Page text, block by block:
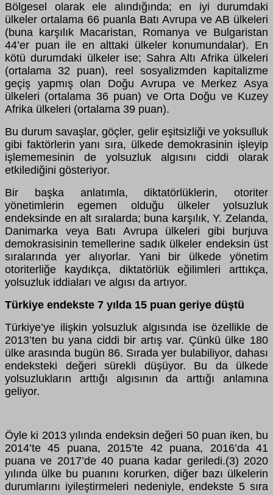
Bölgesel olarak ele alındığında; en iyi durumdaki
ülkeler ortalama 66 puanla Batı Avrupa ve AB ülkeleri
(buna karşılık Macaristan, Romanya ve Bulgaristan
44’er puan ile en alttaki ülkeler konumundalar). En
kötü durumdaki ülkeler ise; Sahra Altı Afrika ülkeleri
(ortalama 32 puan), reel sosyalizmden kapitalizme
geçiş yapmış olan Doğu Avrupa ve Merkez Asya
ülkeleri (ortalama 36 puan) ve Orta Doğu ve Kuzey
Afrika ülkeleri (ortalama 39 puan).
Bu durum savaşlar, göçler, gelir eşitsizliği ve yoksulluk
gibi faktörlerin yanı sıra, ülkede demokrasinin işleyip
işlememesinin de yolsuzluk algısını ciddi olarak
etkilediğini gösteriyor.
Bir başka anlatımla, diktatörlüklerin, otoriter
yönetimlerin egemen olduğu ülkeler yolsuzluk
endeksinde en alt sıralarda; buna karşılık, Y. Zelanda,
Danimarka veya Batı Avrupa ülkeleri gibi burjuva
demokrasisinin temellerine sadık ülkeler endeksin üst
sıralarında yer alıyorlar. Yani bir ülkede yönetim
otoriterliğe kaydıkça, diktatörlük eğilimleri arttıkça,
yolsuzluk iddiaları ve algısı da artıyor.
Türkiye endekste 7 yılda 15 puan geriye düştü
Türkiye’ye ilişkin yolsuzluk algısında ise özellikle de
2013’ten bu yana ciddi bir artış var. Çünkü ülke 180
ülke arasında bugün 86. Sırada yer bulabiliyor, dahası
endeksteki değeri sürekli düşüyor. Bu da ülkede
yolsuzlukların arttığı algısının da arttığı anlamına
geliyor.
Öyle ki 2013 yılında endeksin değeri 50 puan iken, bu
2014’te 45 puana, 2015’te 42 puana, 2016’da 41
puana ve 2017’de 40 puana kadar geriledi.(3) 2020
yılında ülke bu puanını korurken, diğer bazı ülkelerin
durumlarını iyileştirmeleri nedeniyle, endekste 5 sıra